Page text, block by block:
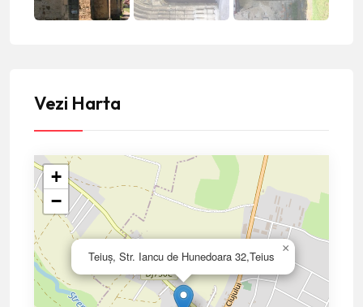
Vezi Harta
Teiuș, Str. Iancu de Hunedoara 32,Teius
×
+
−